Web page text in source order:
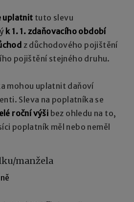
uplatnit tuto slevu
k 1. 1. zdaňovacího období
z důchodového pojištění
pojištění stejného druhu.
mohou uplatnit daňoví
Sleva na poplatníka se
roční výši bez ohledu na to,
poplatník měl nebo neměl
manžela